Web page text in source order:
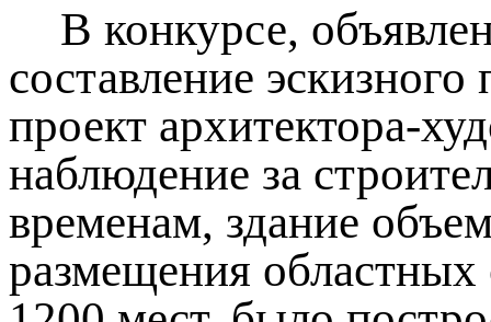
В конкурсе,
составление
проект архитектора-
наблюдение за
временам, здание
размещения областных